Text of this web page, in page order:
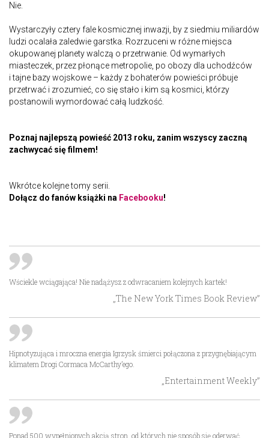
Nie.
Wystarczyły cztery fale kosmicznej inwazji, by z siedmiu miliardów
ludzi ocalała zaledwie garstka. Rozrzuceni w różne miejsca
okupowanej planety walczą o przetrwanie. Od wymarłych
miasteczek, przez płonące metropolie, po obozy dla uchodźców
i tajne bazy wojskowe – każdy z bohaterów powieści próbuje
przetrwać i zrozumieć, co się stało i kim są kosmici, którzy
postanowili wymordować całą ludzkość.
Poznaj najlepszą powieść 2013 roku, zanim wszyscy zaczną
zachwycać się filmem!
Wkrótce kolejne tomy serii.
Dołącz do fanów książki na Facebooku!
Wściekle wciągająca! Nie nadążysz z odwracaniem kolejnych kartek!
„The New York Times Book Review”
Hipnotyzująca i mroczna energia Igrzysk śmierci połączona z przygnębiającym
klimatem Drogi Cormaca McCarthy’ego.
„Entertainment Weekly”
Ponad 500 wypełnionych akcją stron, od których nie sposób się oderwać.